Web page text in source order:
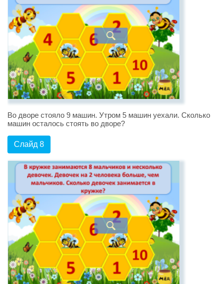
Во дворе стояло 9 машин. Утром 5 машин уехали. Сколько
машин осталось стоять во дворе?
Слайд 8